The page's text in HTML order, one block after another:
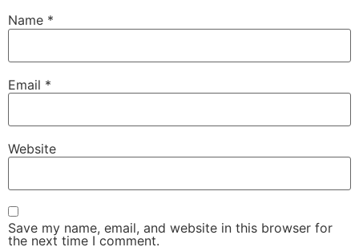
Name *
Email *
Website
Save my name, email, and website in this browser for
the next time I comment.